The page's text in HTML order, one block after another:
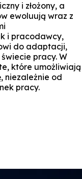
i złożony, a
ewoluują wraz z
i pracodawcy,
do adaptacji,
pracy. W
które umożliwiają
niezależnie od
pracy.